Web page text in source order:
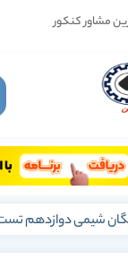
مشاور کنکور
شیمی دوازدهم